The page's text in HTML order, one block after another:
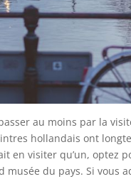
au moins par la
hollandais ont
en visiter qu’un, optez
musée du pays. Si vous